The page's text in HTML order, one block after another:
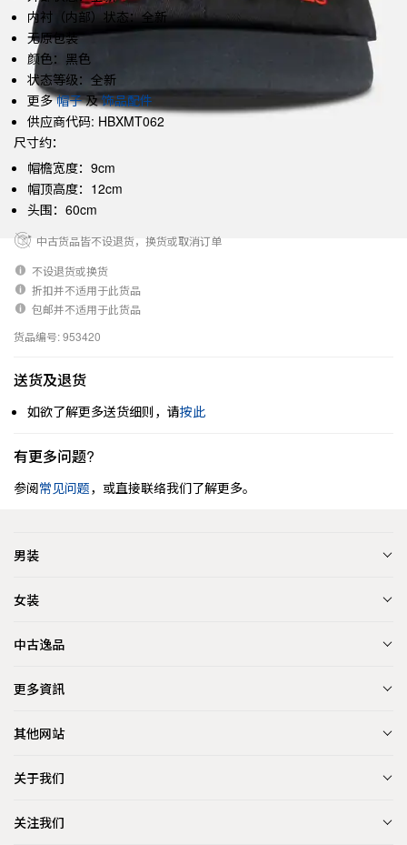
内衬（内部）状态：全新
无原包装
颜色：黑色
状态等级：全新
更多帽子及饰品配件
供应商代码: HBXMT062
尺寸约：
帽檐宽度：9cm
帽顶高度：12cm
头围：60cm
中古货品皆不设退货，换货或取消订单
不设退货或换货
折扣并不适用于此货品
包邮并不适用于此货品
货品编号: 953420
送货及退货
如欲了解更多送货细则，请按此
有更多问题?
参阅常见问题，或直接联络我们了解更多。
男装
女装
中古逸品
更多資訊
其他网站
关于我们
关注我们